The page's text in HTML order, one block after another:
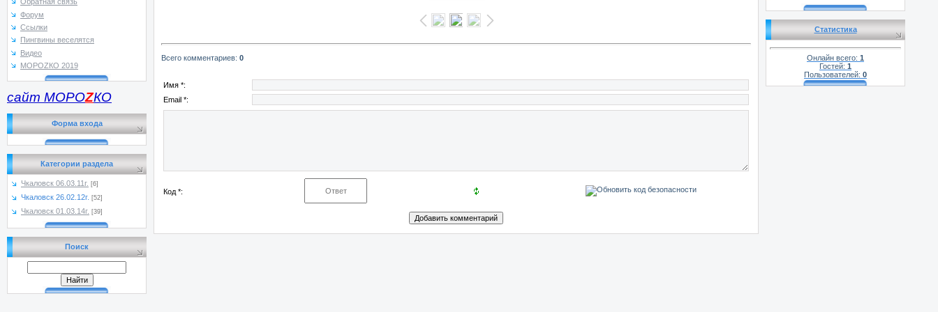
Форум
Ссылки
Пингвины веселятся
Видео
МОРОZКО 2019
сайт МОРОZКО
Форма входа
Категории раздела
Чкаловск 06.03.11г. [6]
Чкаловск 26.02.12г. [52]
Чкаловск 01.03.14г. [39]
Поиск
Всего комментариев: 0
Имя *:
Email *:
Код *:
Статистика
Онлайн всего: 1
Гостей: 1
Пользователей: 0